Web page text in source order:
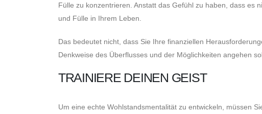
Fülle zu konzentrieren. Anstatt das Gefühl zu haben, dass es
und Fülle in Ihrem Leben.
Das bedeutet nicht, dass Sie Ihre finanziellen
Denkweise des Überflusses und der Möglichkeiten angehen
TRAINIERE DEINEN GEIST
Um eine echte Wohlstandsmentalität zu entwickeln, müssen